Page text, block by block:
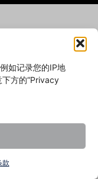
如记录您的IP地
方的“Privacy
款